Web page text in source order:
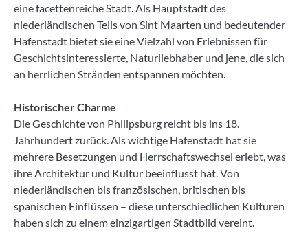
eine facettenreiche Stadt. Als Hauptstadt des
niederländischen Teils von Sint Maarten und bedeutender
Hafenstadt bietet sie eine Vielzahl von Erlebnissen für
Geschichtsinteressierte, Naturliebhaber und jene, die sich
an herrlichen Stränden entspannen möchten.
Historischer Charme
Die Geschichte von Philipsburg reicht bis ins 18.
Jahrhundert zurück. Als wichtige Hafenstadt hat sie
mehrere Besetzungen und Herrschaftswechsel erlebt, was
ihre Architektur und Kultur beeinflusst hat. Von
niederländischen bis französischen, britischen bis
spanischen Einflüssen – diese unterschiedlichen Kulturen
haben sich zu einem einzigartigen Stadtbild vereint.